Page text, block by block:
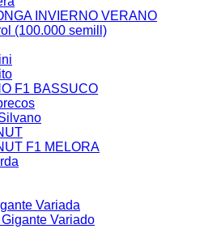
INVIERNO VERANO
(100.000 semill)
F1 BASSUCO
F1 MELORA
Variada
Variado